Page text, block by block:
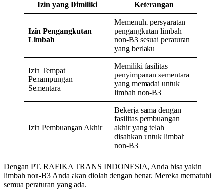
Izin yang Dimiliki Keterangan
Izin Pengangkutan
Limbah
Memenuhi persyaratan
pengangkutan limbah
non-B3 sesuai peraturan
yang berlaku
Izin Tempat
Penampungan
Sementara
Memiliki fasilitas
penyimpanan sementara
yang memadai untuk
limbah non-B3
Izin Pembuangan Akhir
Bekerja sama dengan
fasilitas pembuangan
akhir yang telah
disahkan untuk limbah
non-B3
Dengan PT. RAFIKA TRANS INDONESIA, Anda bisa yakin
limbah non-B3 Anda akan diolah dengan benar. Mereka mematuhi
semua peraturan yang ada.